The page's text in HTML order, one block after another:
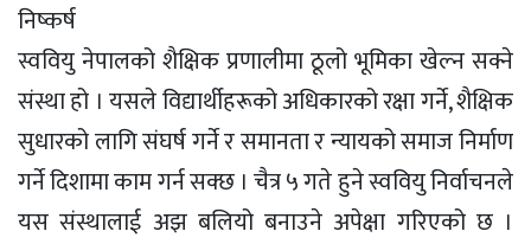
निष्कर्ष
स्ववियु नेपालको शैक्षिक प्रणालीमा ठूलो भूमिका खेल्न सक्ने
संस्था हो । यसले विद्यार्थीहरूको अधिकारको रक्षा गर्ने, शैक्षिक
सुधारको लागि संघर्ष गर्ने र समानता र न्यायको समाज निर्माण
गर्ने दिशामा काम गर्न सक्छ । चैत्र ५ गते हुने स्ववियु निर्वाचनले
यस संस्थालाई अझ बलियो बनाउने अपेक्षा गरिएको छ ।